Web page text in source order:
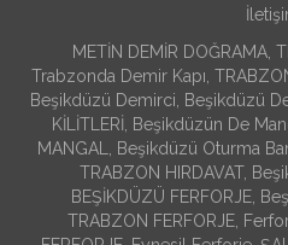
METİN DEMİR DOĞRAMA,
Trabzonda Demir Kapı,
Beşikdüzü Demirci, Beşikdüzü
KİLİTLERİ, Beşikdüzün De
MANGAL, Beşikdüzü Oturma
TRABZON HIRDAVAT,
BEŞİKDÜZÜ FERFORJE,
TRABZON FERFORJE,